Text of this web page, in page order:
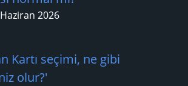
2026
Kartı seçimi, ne gibi
olur?'